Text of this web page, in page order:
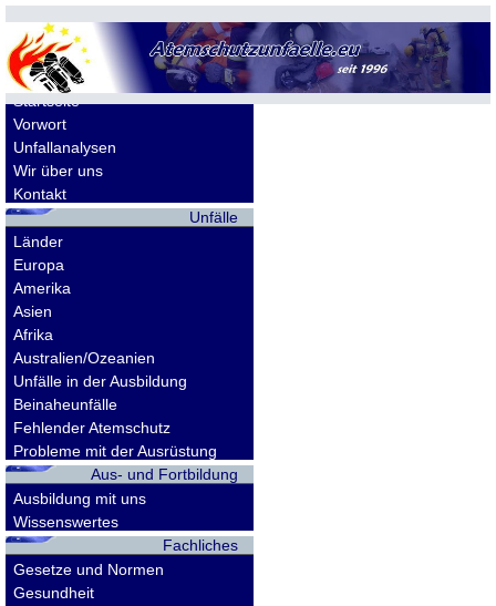
Allgemeines
Startseite
Vorwort
Unfallanalysen
Wir über uns
Kontakt
Unfälle
Länder
Europa
Amerika
Asien
Afrika
Australien/Ozeanien
Unfälle in der Ausbildung
Beinaheunfälle
Fehlender Atemschutz
Probleme mit der Ausrüstung
Aus- und Fortbildung
Ausbildung mit uns
Wissenswertes
Fachliches
Gesetze und Normen
Gesundheit